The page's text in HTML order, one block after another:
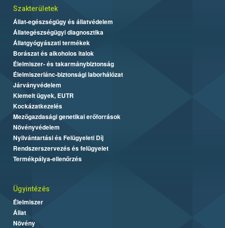
Szakterületek
Állat-egészségügy és állatvédelem
Állategészségügyi diagnosztika
Állatgyógyászati termékek
Borászat és alkoholos italok
Élelmiszer- és takarmánybiztonság
Élelmiszerlánc-biztonsági laborhálózat
Járványvédelem
Kiemelt ügyek, EUTR
Kockázatkezelés
Mezőgazdasági genetikai erőforrások
Növényvédelem
Nyilvántartási és Felügyeleti Díj
Rendszerszervezés és felügyelet
Termékpálya-ellenőrzés
Ügyintézés
Élelmiszer
Állat
Növény